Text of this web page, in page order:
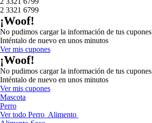
2 3321 6799
¡Woof!
No pudimos cargar la información de tus cupones
Inténtalo de nuevo en unos minutos
Ver mis cupones
¡Woof!
No pudimos cargar la información de tus cupones
Inténtalo de nuevo en unos minutos
Ver mis cupones
Mascota
Perro
Ver todo Perro Alimento